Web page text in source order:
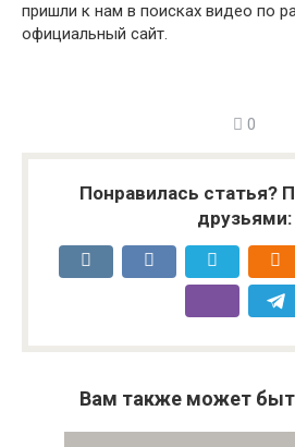
пришли к нам в поисках видео по
официальный сайт.
0
Понравилась статья?
друзьями:
Вам также может